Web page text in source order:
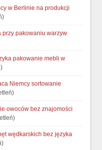
w Berlinie na produkcji
przy pakowaniu warzyw
pakowanie mebli w
Niemcy sortowanie
owoców bez znajomości
wędkarskich bez języka